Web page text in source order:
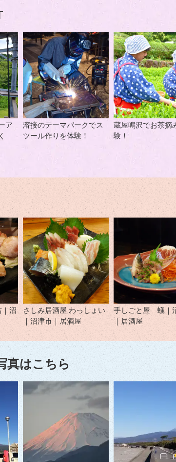
ア
溶接のテーマパークでス
ツール作りを体験！
蔵屋鳴沢でお茶摘
験！
｜沼
さしみ居酒屋 わっしょい
｜沼津市｜居酒屋
手しごと屋 蟻｜
｜居酒屋
真はこちら